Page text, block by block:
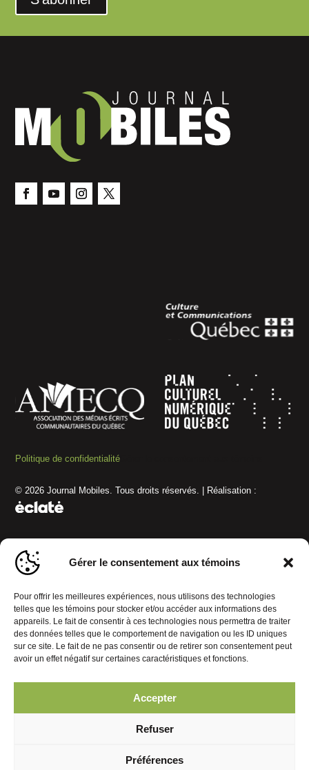
Gérer le consentement aux témoins
Pour offrir les meilleures expériences, nous utilisons des technologies
telles que les témoins pour stocker et/ou accéder aux informations des
appareils. Le fait de consentir à ces technologies nous permettra de traiter
des données telles que le comportement de navigation ou les ID uniques
sur ce site. Le fait de ne pas consentir ou de retirer son consentement peut
avoir un effet négatif sur certaines caractéristiques et fonctions.
Accepter
Refuser
Préférences
Politique de confidentialité
© 2026 Journal Mobiles. Tous droits réservés. | Réalisation :